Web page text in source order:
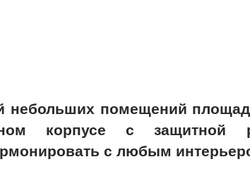
небольших помещений
корпусе с защитной
с любым